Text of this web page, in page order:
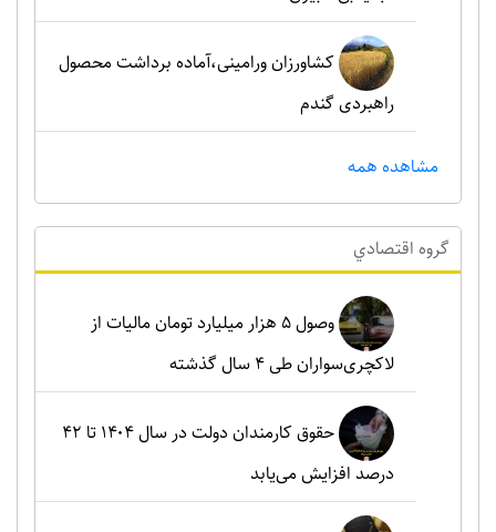
کشاورزان ورامینی،آماده برداشت محصول
راهبردی گندم
مشاهده همه
گروه اقتصادي
وصول ۵ هزار میلیارد تومان مالیات از
لاکچری‌سواران طی ۴ سال گذشته
حقوق کارمندان دولت در سال ۱۴۰۴ تا ۴۲
درصد افزایش می‌یابد